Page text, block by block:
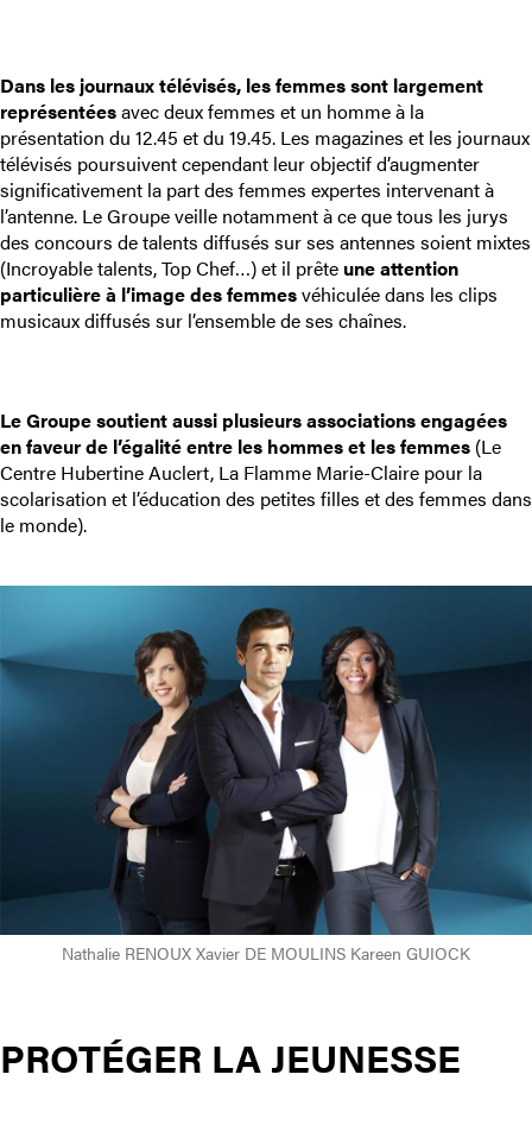
Dans les journaux télévisés, les femmes sont largement
représentéesavec deux femmes et un homme à la
présentation du 12.45 et du 19.45. Les magazines et les journaux
télévisés poursuivent cependant leur objectif d’augmenter
significativement la part des femmes expertes intervenant à
l’antenne. Le Groupe veille notamment à ce que tous les jurys
des concours de talents diffusés sur ses antennes soient mixtes
(Incroyable talents, Top Chef…) et il prête une attention
particulière à l’image des femmesvéhiculée dans les clips
musicaux diffusés sur l’ensemble de ses chaînes.
Le Groupe soutient aussi plusieurs associations engagées
en faveur de l’égalité entre les hommes et les femmes (Le
Centre Hubertine Auclert, La Flamme Marie-Claire pour la
scolarisation et l’éducation des petites filles et des femmes dans
le monde).
Nathalie RENOUX Xavier DE MOULINS Kareen GUIOCK
PROTÉGER LA JEUNESSE